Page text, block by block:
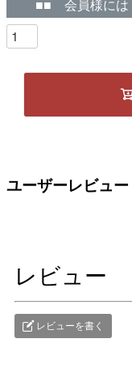
■■ 会員様には
ユーザーレビュー
レビュー
レビューを書く